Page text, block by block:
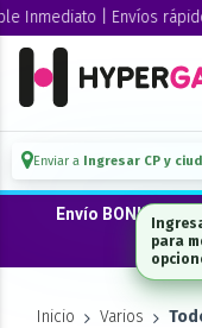
Inmediato | Envíos
Enviar a Ingresar CP y
Envío
Inicio Varios
para